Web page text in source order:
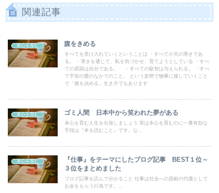
関連記事
本心を育む 腹をきめる
すべてを受け入れていくということは ・すべてが天の導きであ
る。 ・導きを通じて、私を気づかせ、育てようとしている ・すべ
ての原因は自分である。 ・すべての叡智は与えられる。 ・すべ
て宇宙の愛のなかでのこと。 という姿勢で物事に接していくこと
で「腹を決める」生き方でもあります
本心を育む ゴミ人間 日本中から笑われた夢がある
本心を育む人生を出発しましょう 実は本心を育むのに一番有効な
手段は『本を読むこと』です。な...
本心を育む
『仕事』をテーマにしたブログ記事 BEST１位～
３位をまとめました
ブログ記事を読んで分かること 仕事は社会への貢献の代価として
お金をもらう行為です。...